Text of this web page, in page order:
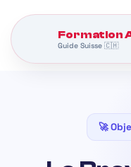
Formation
Guide Suisse 🇨🇭
🚀